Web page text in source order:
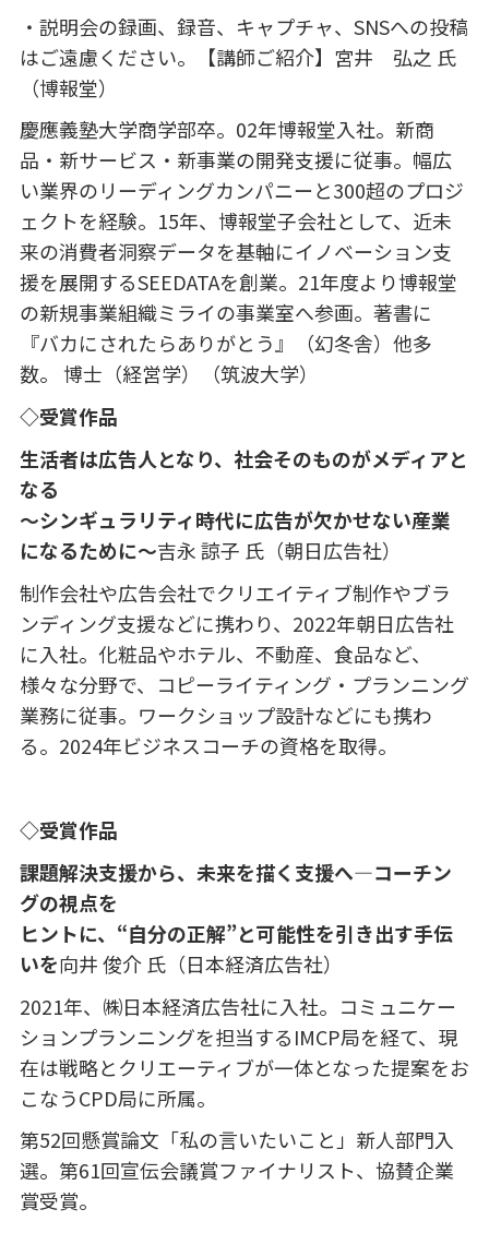
・説明会の録画、録音、キャプチャ、 SNSへの投稿
はご遠慮ください。【講師ご紹介】宮井 弘之 氏
（博報堂）
慶應義塾大学商学部卒。 02年博報堂入社。新商
品・新サービス・新事業の開発支援に従事。幅広
い業界のリーディングカンパニーと300超のプロジ
ェクトを経験。 15年、博報堂子会社として、近未
来の消費者洞察データを基軸にイノベーション支
援を展開するSEEDATAを創業。 21年度より博報堂
の新規事業組織ミライの事業室へ参画。著書に
『バカにされたらありがとう』（幻冬舎）他多
数。 博士（経営学）（筑波大学）
◇受賞作品
生活者は広告人となり、社会そのものがメディアと
なる
〜シンギュラリティ時代に広告が欠かせない産業
になるために〜吉永 諒子 氏（朝日広告社）
制作会社や広告会社でクリエイティブ制作やブラ
ンディング支援などに携わり、 2022年朝日広告社
に入社。化粧品やホテル、不動産、食品など、
様々な分野で、コピーライティング・プランニング
業務に従事。ワークショップ設計などにも携わ
る。 2024年ビジネスコーチの資格を取得。
◇受賞作品
課題解決支援から、未来を描く支援へ―コーチン
グの視点を
ヒントに、“自分の正解”と可能性を引き出す手伝
いを向井 俊介 氏（日本経済広告社）
2021年、㈱日本経済広告社に入社。コミュニケー
ションプランニングを担当するIMCP局を経て、現
在は戦略とクリエーティブが一体となった提案をお
こなうCPD局に所属。
第52回懸賞論文「私の言いたいこと」新人部門入
選。第61回宣伝会議賞ファイナリスト、協賛企業
賞受賞。